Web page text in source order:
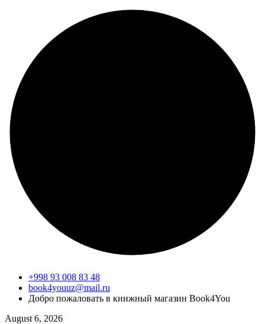
+998 93 008 83 48
book4youuz@mail.ru
Добро пожаловать в книжный магазин Book4You
August 6, 2026